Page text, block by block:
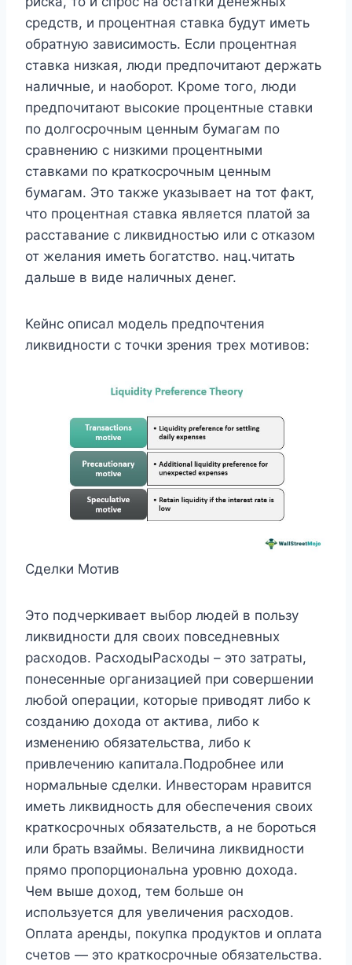
средств, и процентная ставка будут иметь
обратную зависимость. Если процентная
ставка низкая, люди предпочитают держать
наличные, и наоборот. Кроме того, люди
предпочитают высокие процентные ставки
по долгосрочным ценным бумагам по
сравнению с низкими процентными
ставками по краткосрочным ценным
бумагам. Это также указывает на тот факт,
что процентная ставка является платой за
расставание с ликвидностью или с отказом
от желания иметь богатство. нац.читать
дальше в виде наличных денег.
Кейнс описал модель предпочтения
ликвидности с точки зрения трех мотивов:
Сделки Мотив
Это подчеркивает выбор людей в пользу
ликвидности для своих повседневных
расходов. РасходыРасходы – это затраты,
понесенные организацией при совершении
любой операции, которые приводят либо к
созданию дохода от актива, либо к
изменению обязательства, либо к
привлечению капитала.Подробнее или
нормальные сделки. Инвесторам нравится
иметь ликвидность для обеспечения своих
краткосрочных обязательств, а не бороться
или брать взаймы. Величина ликвидности
прямо пропорциональна уровню дохода.
Чем выше доход, тем больше он
используется для увеличения расходов.
Оплата аренды, покупка продуктов и оплата
счетов — это краткосрочные обязательства.